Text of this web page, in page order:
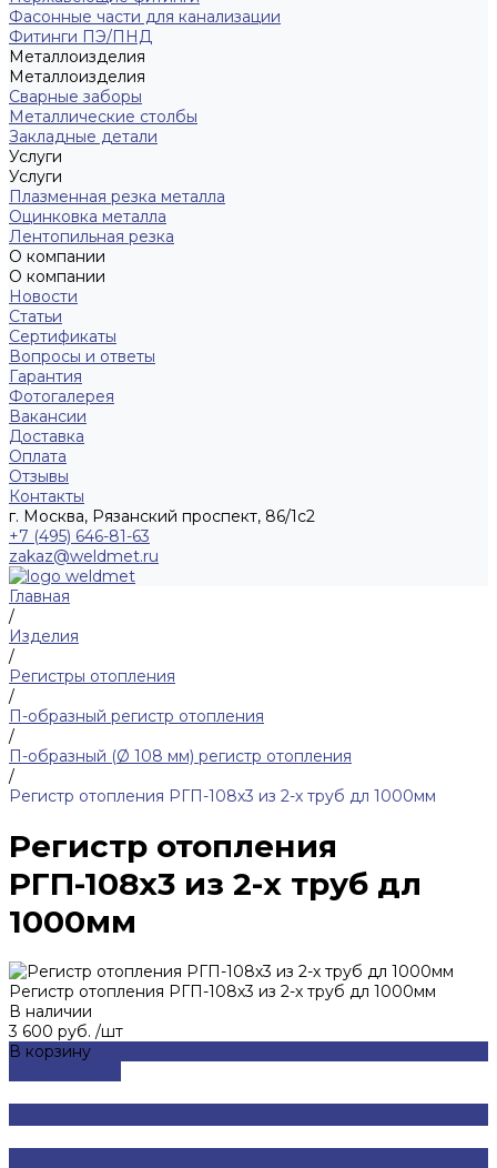
Фасонные части для канализации
Фитинги ПЭ/ПНД
Металлоизделия
Металлоизделия
Сварные заборы
Металлические столбы
Закладные детали
Услуги
Услуги
Плазменная резка металла
Оцинковка металла
Лентопильная резка
О компании
О компании
Новости
Статьи
Сертификаты
Вопросы и ответы
Гарантия
Фотогалерея
Вакансии
Доставка
Оплата
Отзывы
Контакты
г. Москва, Рязанский проспект, 86/1с2
+7 (495) 646-81-63
zakaz@weldmet.ru
Главная
/
Изделия
/
Регистры отопления
/
П-образный регистр отопления
/
П-образный (Ø 108 мм) регистр отопления
/
Регистр отопления РГП-108х3 из 2-х труб дл 1000мм
Регистр отопления
РГП-108х3 из 2-х труб дл
1000мм
Регистр отопления РГП-108х3 из 2-х труб дл 1000мм
В наличии
3 600 руб. /шт
В корзину